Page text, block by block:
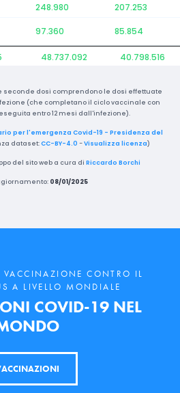
248.980
207.253
97.360 85.854
48.737.092 40.798.516
seconde dosi comprendono le dosi effettuate
(che completano il ciclo vaccinale con
entro 12 mesi dall'infezione).
per l'emergenza Covid-19 - Presidenza del
dataset:CC-BY-4.0 -Visualizza licenza)
del sito web a cura di Riccardo Borchi
08/01/2025
CONTRO IL
A LIVELLO MONDIALE
COVID-19 NEL